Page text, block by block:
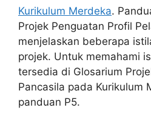
Kurikulum Merdeka.
Projek Penguatan Profil
menjelaskan beberapa
projek. Untuk memahami
tersedia di Glosarium
Pancasila pada Kurikulum
panduan P5.